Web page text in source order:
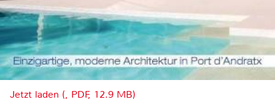
Jetzt laden (, PDF, 12.9 MB)